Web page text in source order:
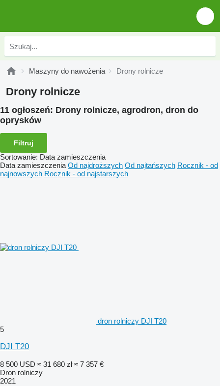
Maszyny do nawożenia Drony rolnicze
Drony rolnicze
11 ogłoszeń: Drony rolnicze, agrodron, dron do
oprysków
Filtruj
Sortowanie: Data zamieszczenia
Data zamieszczenia Od najdroższych Od najtańszych Rocznik - od
najnowszych Rocznik - od najstarszych
dron rolniczy DJI T20
5
DJI T20
8 500 USD ≈ 31 680 zł ≈ 7 357 €
Dron rolniczy
2021